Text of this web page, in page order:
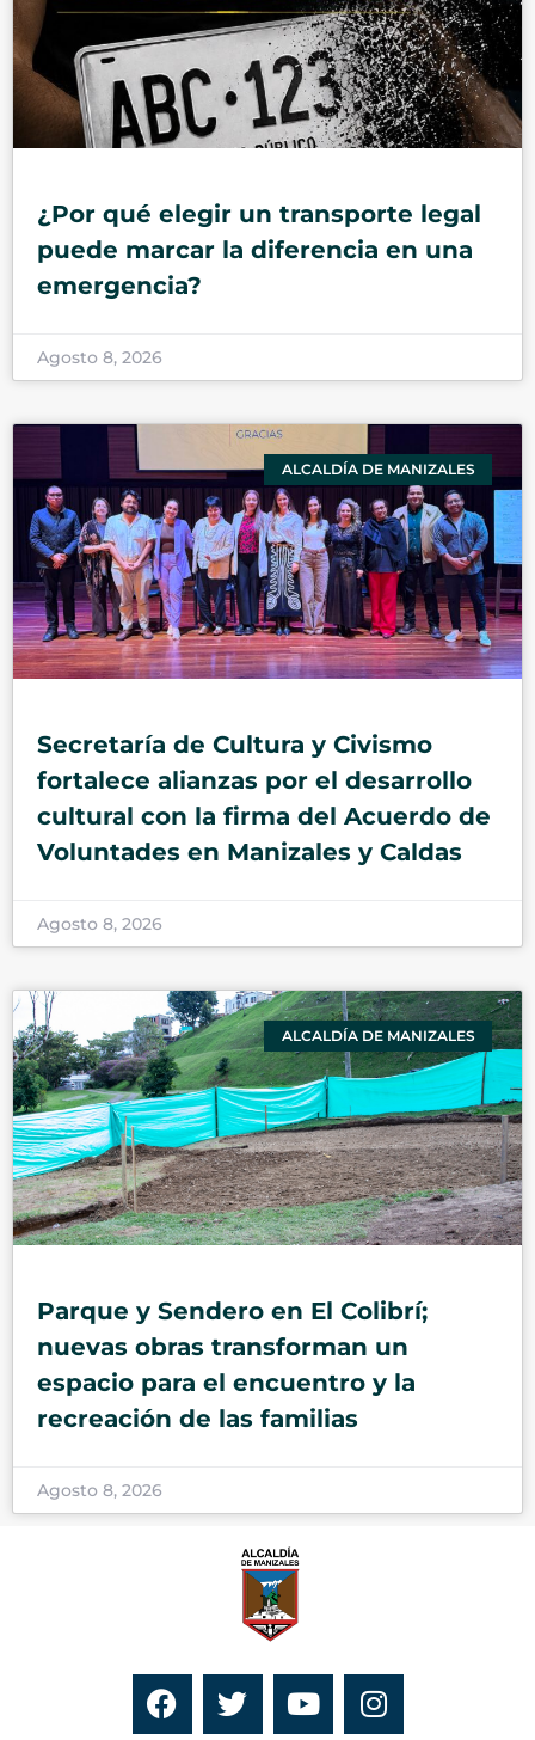
¿Por qué elegir un transporte legal
puede marcar la diferencia en una
emergencia?
Agosto 8, 2026
ALCALDÍA DE MANIZALES
Secretaría de Cultura y Civismo
fortalece alianzas por el desarrollo
cultural con la firma del Acuerdo de
Voluntades en Manizales y Caldas
Agosto 8, 2026
ALCALDÍA DE MANIZALES
Parque y Sendero en El Colibrí;
nuevas obras transforman un
espacio para el encuentro y la
recreación de las familias
Agosto 8, 2026